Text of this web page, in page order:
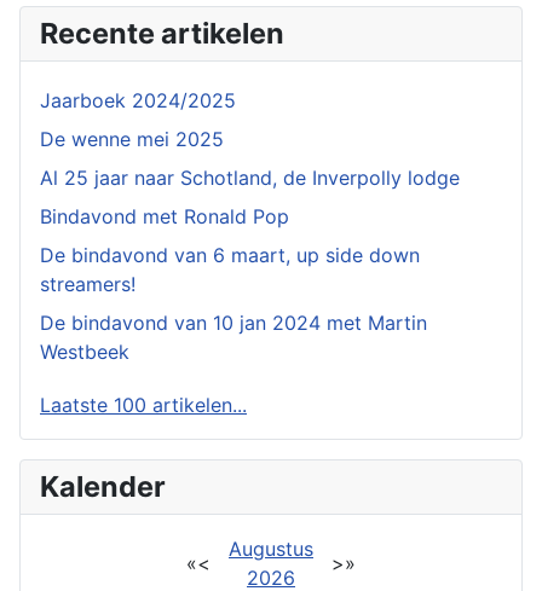
Recente artikelen
Jaarboek 2024/2025
De wenne mei 2025
Al 25 jaar naar Schotland, de Inverpolly lodge
Bindavond met Ronald Pop
De bindavond van 6 maart, up side down
streamers!
De bindavond van 10 jan 2024 met Martin
Westbeek
Laatste 100 artikelen...
Kalender
«<
Augustus
2026
>»